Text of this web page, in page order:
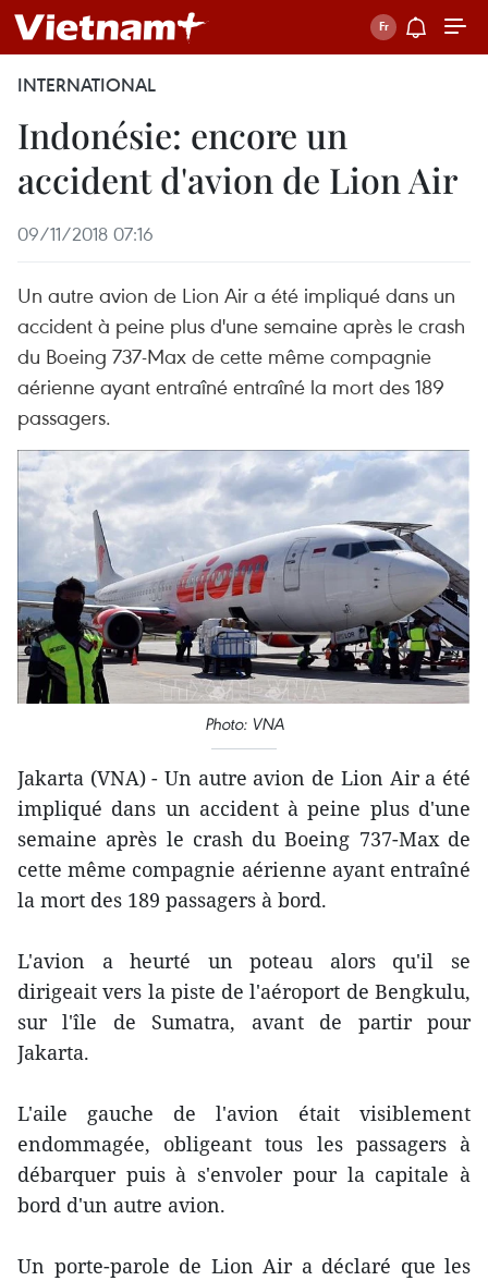
INTERNATIONAL
Indonésie: encore un
accident d'avion de Lion Air
09/11/2018 07:16
Un autre avion de Lion Air a été impliqué dans un
accident à peine plus d'une semaine après le crash
du Boeing 737-Max de cette même compagnie
aérienne ayant entraîné entraîné la mort des 189
passagers.
Photo: VNA
Jakarta (VNA) - Un autre avion de Lion Air a été
impliqué dans un accident à peine plus d'une
semaine après le crash du Boeing 737-Max de
cette même compagnie aérienne ayant entraîné
la mort des 189 passagers à bord.
L'avion a heurté un poteau alors qu'il se
dirigeait vers la piste de l'aéroport de Bengkulu,
sur l'île de Sumatra, avant de partir pour
Jakarta.
L'aile gauche de l'avion était visiblement
endommagée, obligeant tous les passagers à
débarquer puis à s'envoler pour la capitale à
bord d'un autre avion.
Un porte-parole de Lion Air a déclaré que les